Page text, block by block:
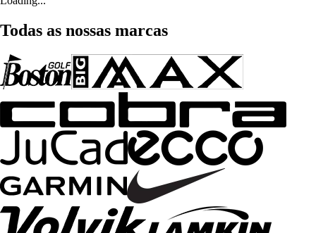
Todas as nossas marcas